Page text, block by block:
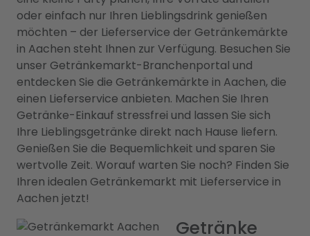
oder einfach nur Ihren Lieblingsdrink genießen
möchten – der Lieferservice der Getränkemärkte
in Aachen steht Ihnen zur Verfügung. Besuchen Sie
unser Getränkemarkt-Branchenportal und
entdecken Sie die Getränkemärkte in Aachen, die
einen Lieferservice anbieten. Machen Sie Ihren
Getränke-Einkauf stressfrei und lassen Sie sich
Ihre Lieblingsgetränke direkt nach Hause liefern.
Genießen Sie die Bequemlichkeit und sparen Sie
wertvolle Zeit. Worauf warten Sie noch? Finden Sie
Ihren idealen Getränkemarkt mit Lieferservice in
Aachen jetzt!
Getränke